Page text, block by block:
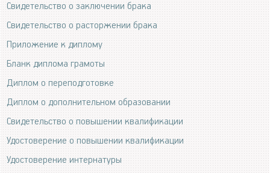
Свидетельство о заключении брака
Свидетельство о расторжении брака
Приложение к диплому
Бланк диплома грамоты
Диплом о переподготовке
Диплом о дополнительном образовании
Свидетельство о повышении квалификации
Удостоверение о повышении квалификации
Удостоверение интернатуры